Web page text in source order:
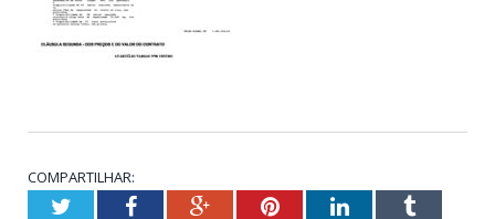
COMPARTILHAR:
TwitterFacebookGoogle+PinterestLinkedInTumblr